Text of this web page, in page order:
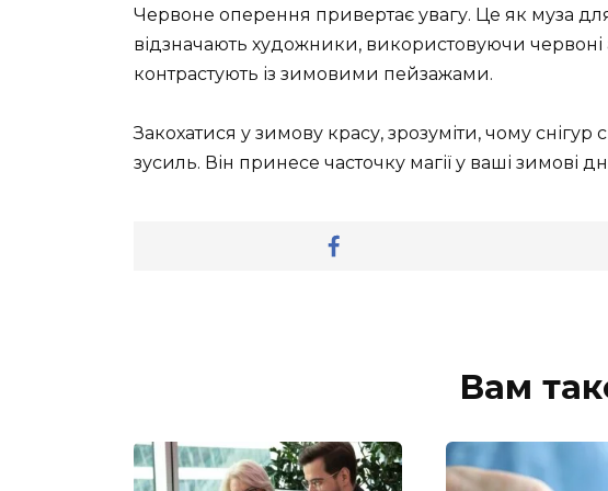
Червоне оперення привертає увагу. Це як муза
відзначають художники, використовуючи червоні
контрастують із зимовими пейзажами.
Закохатися у зимову красу, зрозуміти, чому
зусиль. Він принесе часточку магії у ваші зимові
Вам